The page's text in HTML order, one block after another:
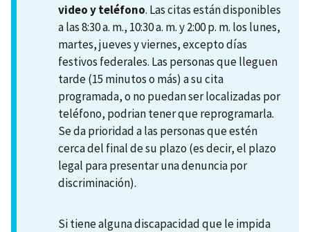
video y teléfono. Las citas están disponibles
a las 8:30 a. m., 10:30 a. m. y 2:00 p. m. los lunes,
martes, jueves y viernes, excepto días
festivos federales. Las personas que lleguen
tarde (15 minutos o más) a su cita
programada, o no puedan ser localizadas por
teléfono, podrian tener que reprogramarla.
Se da prioridad a las personas que estén
cerca del final de su plazo (es decir, el plazo
legal para presentar una denuncia por
discriminación).
Si tiene alguna discapacidad que le impida